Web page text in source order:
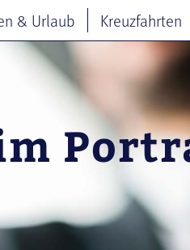
& Urlaub Kreuzfahrten